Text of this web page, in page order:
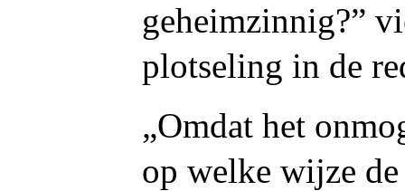
geheimzinnig?”
plotseling in de
„Omdat het
op welke wijze